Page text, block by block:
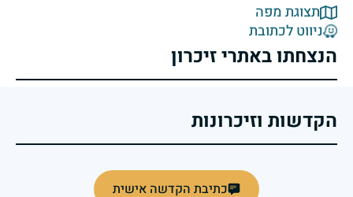
תצוגת מפה
ניווט לכתובת
הנצחתו באתרי זיכרון
הקדשות וזיכרונות
כתיבת הקדשה אישית